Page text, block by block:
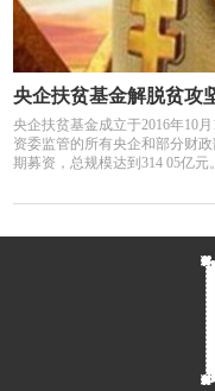
央企扶贫基金解脱贫攻
央企扶贫基金成立于2016年10
资委监管的所有央企和部分财
期募资，总规模达到314 05亿元。